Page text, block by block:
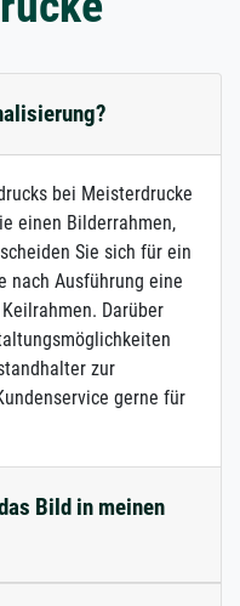
bei Meisterdrucke
einen Bilderrahmen,
Sie sich für ein
nach Ausführung eine
Darüber
zur
gerne für
Bild in meinen